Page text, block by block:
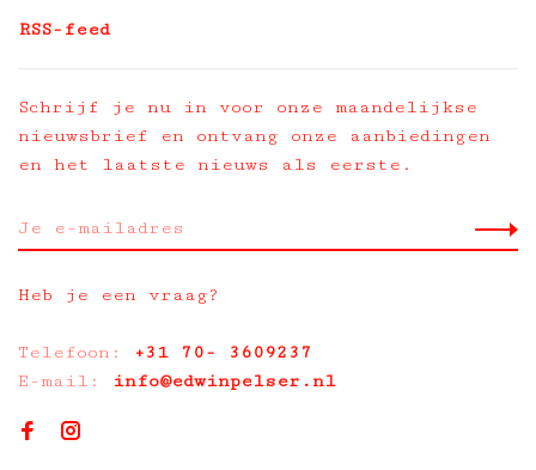
RSS-feed
Schrijf je nu in voor onze maandelijkse
nieuwsbrief en ontvang onze aanbiedingen
en het laatste nieuws als eerste.
Heb je een vraag?
Telefoon: +31 70- 3609237
E-mail:
info@edwinpelser.nl